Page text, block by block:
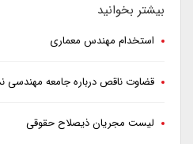
بیشتر بخوانید
استخدام مهندس معماری
قضاوت ناقص درباره جامعه مهندسی
لیست مجریان ذیصلاح حقوقی